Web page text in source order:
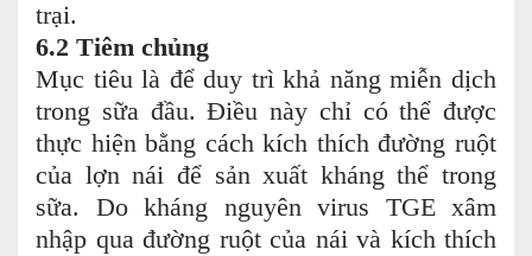
trại.
6.2 Tiêm chủng
Mục tiêu là để duy trì khả năng miễn dịch
trong sữa đầu. Điều này chỉ có thể được
thực hiện bằng cách kích thích đường ruột
của lợn nái để sản xuất kháng thể trong
sữa. Do kháng nguyên virus TGE xâm
nhập qua đường ruột của nái và kích thích